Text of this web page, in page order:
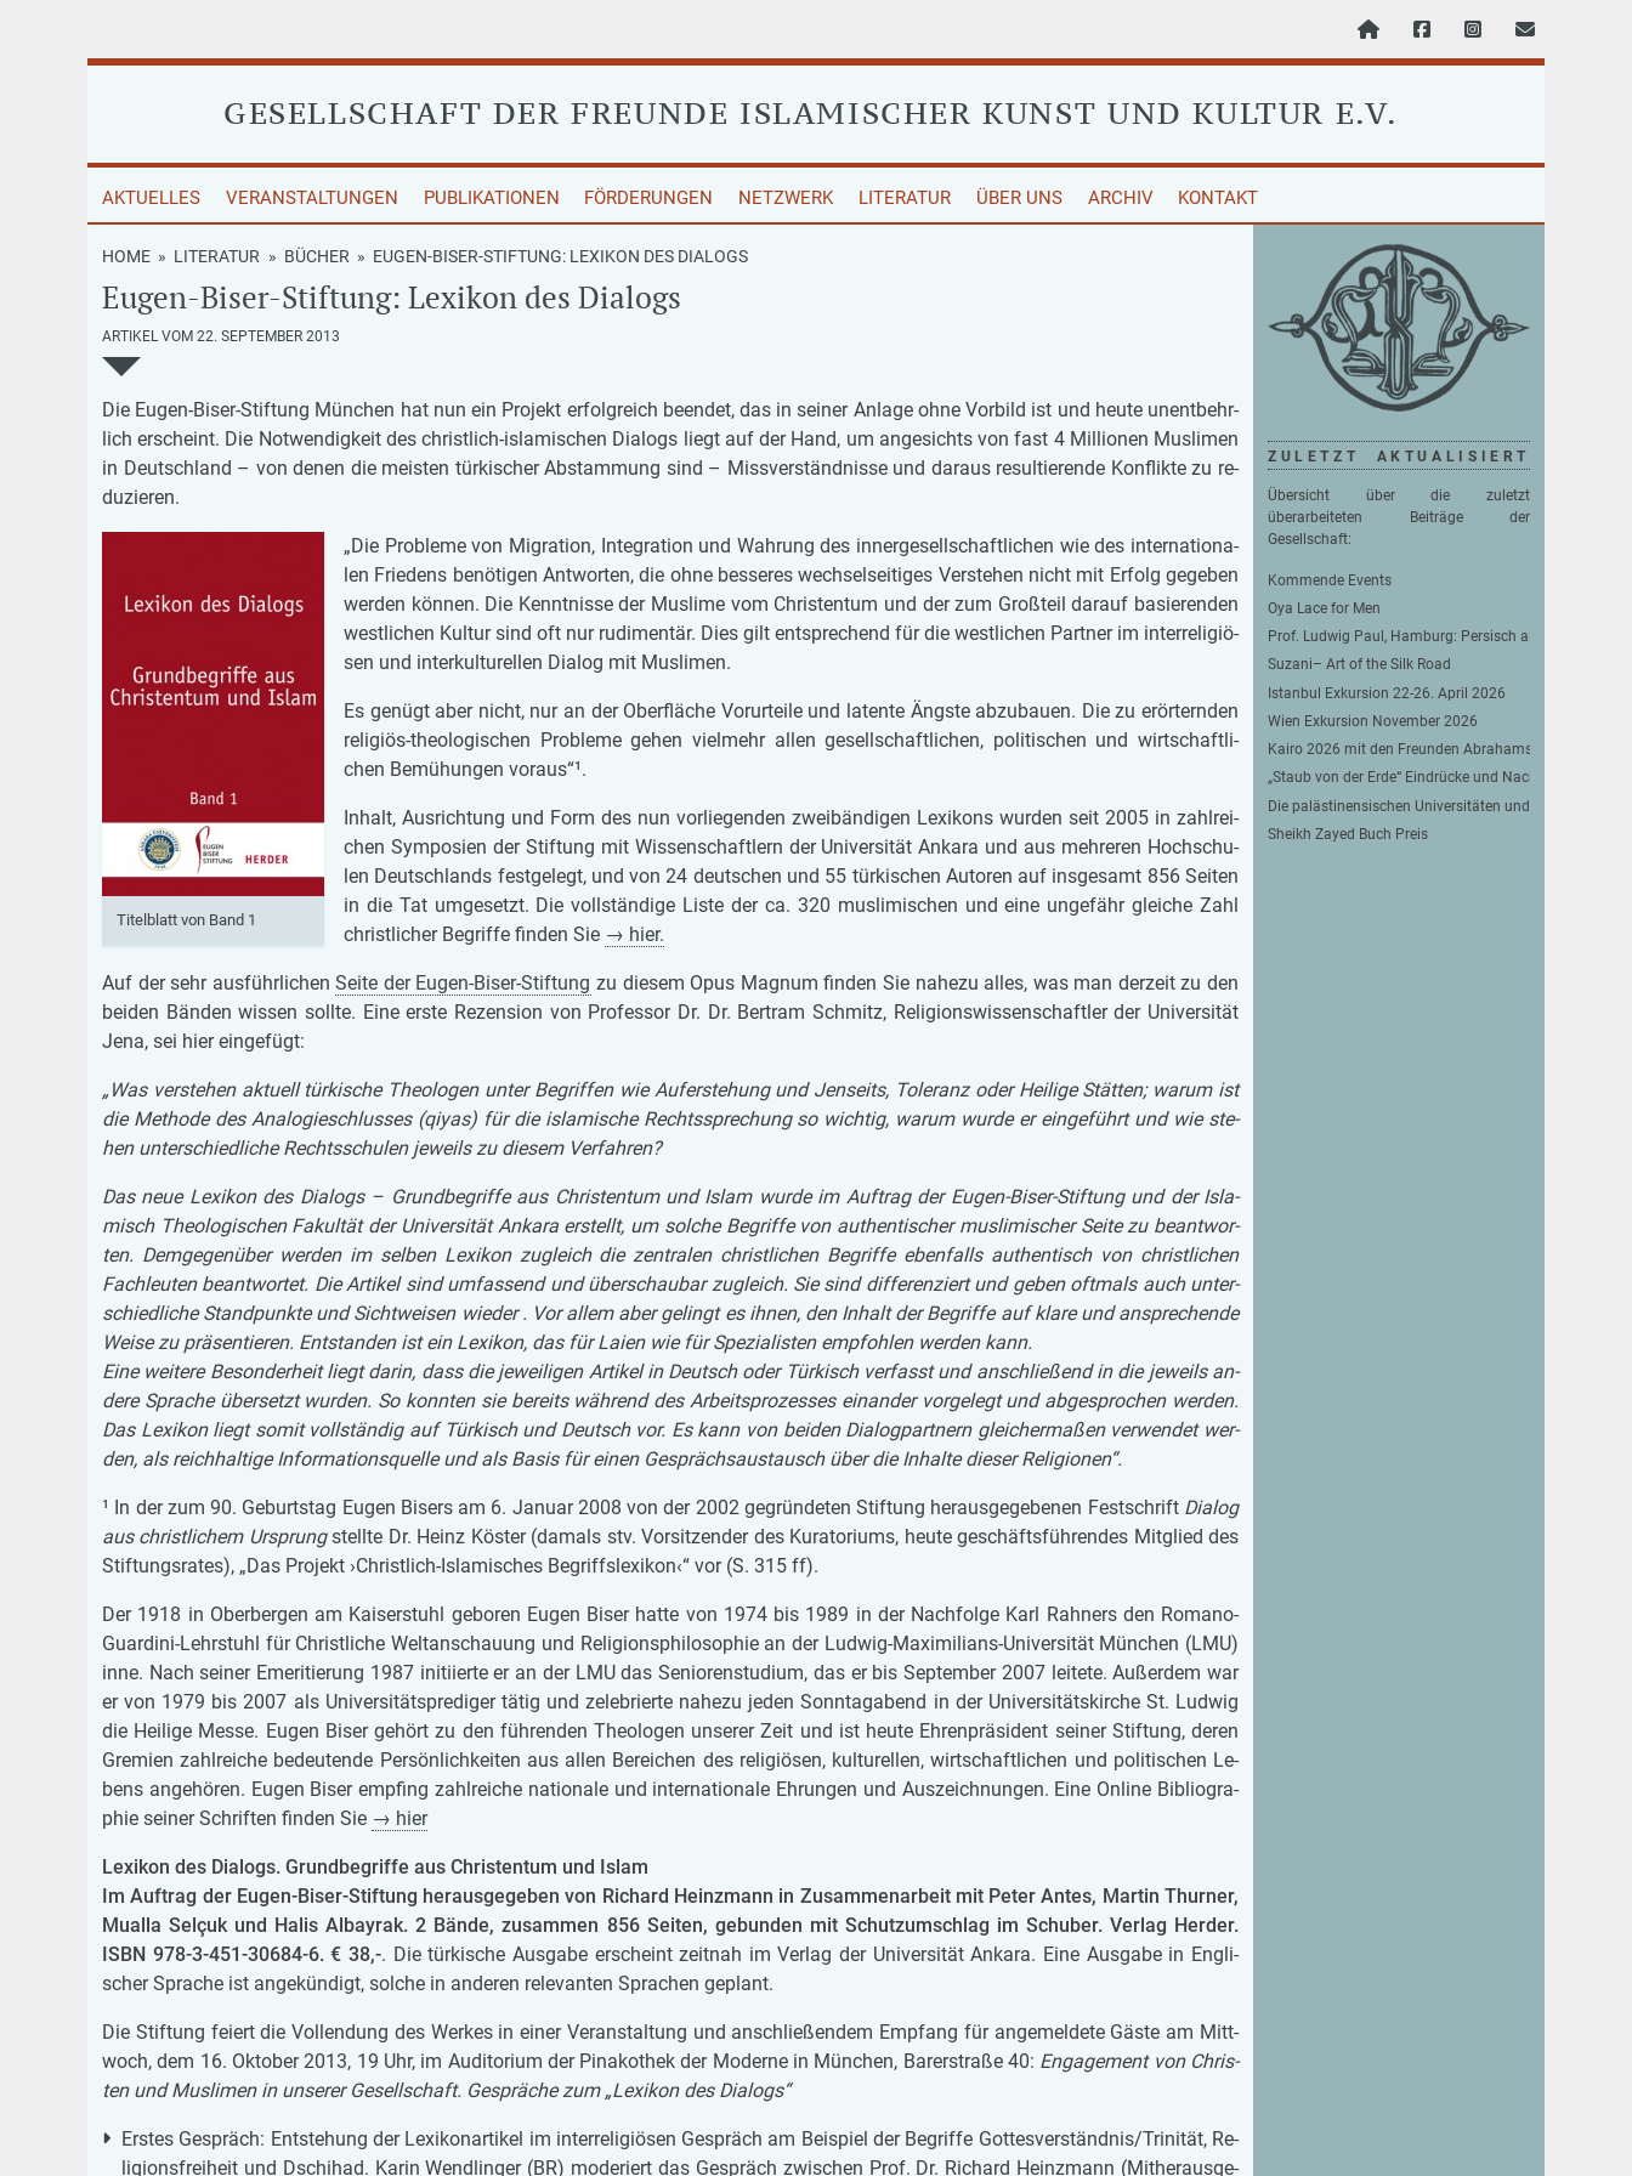
GESELLSCHAFT DERFREUNDE ISLAMISCHER KUNST UND KULTUR E.V.
AKTUELLES VERANSTALTUNGEN PUBLIKATIONEN FÖRDERUNGEN NETZWERK LITERATUR ÜBER UNS ARCHIV KONTAKT
HOME » LITERATUR » BÜCHER » EUGEN-BISER-STIFTUNG: LEXIKON DES DIALOGS
Eugen-Biser-Stiftung: Lexikon des Dialogs
ARTIKEL VOM 22. SEPTEMBER 2013
Die Eugen-Biser-Stif­tung Mün­chen hat nun ein Pro­jekt er­folg­reich be­en­det, das in sei­ner An­la­ge ohne Vor­bild ist und heute un­ent­behr­
lich er­scheint. Die Not­wen­dig­keit des christ­lich-is­la­mi­schen Dia­logs liegt auf der Hand, um an­ge­sichts von fast 4 Mil­li­o­nen Mus­li­men
in Deutsch­land – von denen die meis­ten tür­ki­scher Ab­stam­mung sind – Miss­ver­ständ­nis­se und dar­aus re­sul­tie­ren­de Kon­flik­te zu re­
du­zie­ren.
Ti­tel­blatt von Band 1
„Die Pro­ble­me von Mi­gra­ti­on, In­te­gra­ti­on und Wah­rung des in­ner­ge­sell­schaft­li­chen wie des in­ter­na­ti­o­na­
len Frie­dens be­nö­ti­gen Ant­wor­ten, die ohne bes­se­res wech­sel­sei­ti­ges Ver­ste­hen nicht mit Er­folg ge­ge­ben
wer­den kön­nen. Die Kennt­nis­se der Mus­li­me vom Chris­ten­tum und der zum Groß­teil dar­auf ba­sie­ren­den
west­li­chen Kul­tur sind oft nur ru­di­men­tär. Dies gilt ent­spre­chend für die west­li­chen Part­ner im in­ter­re­li­gi­ö­
sen und in­ter­kul­tu­rel­len Dia­log mit Mus­li­men.
Es ge­nügt aber nicht, nur an der Ober­flä­che Vor­ur­tei­le und la­ten­te Ängs­te ab­zu­bau­en. Die zu er­ör­tern­den
re­li­gi­ös-theo­lo­gi­schen Pro­ble­me gehen viel­mehr allen ge­sell­schaft­li­chen, po­li­ti­schen und wirt­schaft­li­
chen Be­mü­hun­gen vor­aus“¹.
In­halt, Aus­rich­tung und Form des nun vor­lie­gen­den zwei­bän­di­gen Le­xi­kons wur­den seit 2005 in zahl­rei­
chen Sym­po­si­en der Stif­tung mit Wis­sen­schaft­lern der Uni­ver­si­tät An­ka­ra und aus meh­re­ren Hoch­schu­
len Deutsch­lands fest­ge­legt, und von 24 deut­schen und 55 tür­ki­schen Au­toren auf ins­ge­samt 856 Sei­ten
in die Tat um­ge­setzt. Die voll­stän­di­ge Liste der ca. 320 mus­li­mi­schen und eine un­ge­fähr glei­che Zahl
christ­li­cher Be­grif­fe fin­den Sie → hier.
Auf der sehr aus­führ­li­chenSeite der Eugen-Biser-Stif­tung zu die­sem Opus Ma­gnum fin­den Sie na­he­zu alles, was man der­zeit zu den
bei­den Bän­den wis­sen soll­te. Eine erste Re­zen­si­on von Pro­fes­sor Dr. Dr. Bert­ram Schmitz, Re­li­gi­ons­wis­sen­schaft­ler der Uni­ver­si­tät
Jena, sei hier ein­ge­fügt:
„Was ver­ste­hen ak­tu­ell tür­ki­sche Theo­lo­gen unter Be­grif­fen wie Auf­er­ste­hung und Jen­seits, To­le­ranz oder Hei­li­ge Stät­ten; warum ist
die Me­tho­de des Ana­lo­gie­schlus­ses (qiyas) für die is­la­mi­sche Rechts­spre­chung so wich­tig, warum wurde er ein­ge­führt und wie ste­
hen un­ter­schied­li­che Rechts­schu­len je­weils zu die­sem Ver­fah­ren?
Das neue Le­xi­kon des Dia­logs – Grund­be­grif­fe aus Chris­ten­tum und Islam wurde im Auf­trag der Eugen-Biser-Stif­tung und der Is­la­
misch Theo­lo­gi­schen Fa­kul­tät der Uni­ver­si­tät An­ka­ra er­stellt, um sol­che Be­grif­fe von au­then­ti­scher mus­li­mi­scher Seite zu be­ant­wor­
ten. Dem­ge­gen­über wer­den im sel­ben Le­xi­kon zu­gleich die zen­tra­len christ­li­chen Be­grif­fe eben­falls au­then­tisch von christ­li­chen
Fach­leu­ten be­ant­wor­tet. Die Ar­ti­kel sind um­fas­send und über­schau­bar zu­gleich. Sie sind dif­fe­ren­ziert und geben oft­mals auch un­ter­
schied­li­che Stand­punk­te und Sicht­wei­sen wie­der . Vor allem aber ge­lingt es ihnen, den In­halt der Be­grif­fe auf klare und an­spre­chen­de
Weise zu prä­sen­tie­ren. Ent­stan­den ist ein Le­xi­kon, das für Laien wie für Spe­zi­a­lis­ten emp­foh­len wer­den kann.
Eine wei­te­re Be­son­der­heit liegt darin, dass die je­wei­li­gen Ar­ti­kel in Deutsch oder Tür­kisch ver­fasst und an­schlie­ßend in die je­weils an­
de­re Spra­che über­setzt wur­den. So konn­ten sie be­reits wäh­rend des Ar­beits­pro­zes­ses ein­an­der vor­ge­legt und ab­ge­spro­chen wer­den.
Das Le­xi­kon liegt somit voll­stän­dig auf Tür­kisch und Deutsch vor. Es kann von bei­den Dia­log­part­nern glei­cher­ma­ßen ver­wen­det wer­
den, als reich­hal­ti­ge In­for­ma­ti­ons­quel­le und als Basis für einen Ge­sprächs­aus­tausch über die In­hal­te die­ser Re­li­gi­o­nen“.
¹ In der zum 90. Ge­burts­tag Eugen Bi­sers am 6. Ja­nu­ar 2008 von der 2002 ge­grün­de­ten Stif­tung her­aus­ge­ge­be­nen Fest­schrift Dia­log
aus christ­li­chem Ur­sprungstell­te Dr. Heinz Kös­ter (da­mals stv. Vor­sit­zen­der des Ku­ra­to­ri­ums, heute ge­schäfts­füh­ren­des Mit­glied des
Stif­tungs­ra­tes), „Das Pro­jekt ›Christ­lich-Is­la­mi­sches Be­griffs­le­xi­kon‹“ vor (S. 315 ff).
Der 1918 in Ober­ber­gen am Kai­ser­stuhl ge­bo­ren Eugen Biser hatte von 1974 bis 1989 in der Nach­fol­ge Karl Rah­ners den Ro­ma­no-
Guar­di­ni-Lehr­stuhl für Christ­li­che Welt­an­schau­ung und Re­li­gi­ons­phi­lo­so­phie an der Lud­wig-Ma­xi­mi­li­ans-Uni­ver­si­tät Mün­chen (LMU)
inne. Nach sei­ner Eme­ri­tie­rung 1987 in­iti­ier­te er an der LMU das Se­ni­o­ren­stu­di­um, das er bis Sep­tem­ber 2007 lei­te­te. Au­ßer­dem war
er von 1979 bis 2007 als Uni­ver­si­täts­pre­di­ger tätig und ze­le­brier­te na­he­zu jeden Sonn­tag­abend in der Uni­ver­si­täts­kir­che St. Lud­wig
die Hei­li­ge Messe. Eugen Biser ge­hört zu den füh­ren­den Theo­lo­gen un­se­rer Zeit und ist heute Eh­ren­prä­si­dent sei­ner Stif­tung, deren
Gre­mi­en zahl­rei­che be­deu­ten­de Per­sön­lich­kei­ten aus allen Be­rei­chen des re­li­gi­ö­sen, kul­tu­rel­len, wirt­schaft­li­chen und po­li­ti­schen Le­
bens an­ge­hö­ren. Eugen Biser emp­fing zahl­rei­che na­ti­o­na­le und in­ter­na­ti­o­na­le Eh­run­gen und Aus­zeich­nun­gen. Eine On­line Bi­blio­gra­
phie sei­ner Schrif­ten fin­den Sie → hier
Le­xi­kon des Dia­logs. Grund­be­grif­fe aus Chris­ten­tum und Islam
Im Auf­trag der Eugen-Biser-Stif­tung her­aus­ge­ge­ben von Ri­chard Heinz­mann in Zu­sam­men­ar­beit mit Peter Antes, Mar­tin Thur­ner,
Mu­al­la Selçuk und Halis Al­bay­rak. 2 Bände, zu­sam­men 856 Sei­ten, ge­bun­den mit Schutz­um­schlag im Schu­ber. Ver­lag Her­der.
ISBN 978-3-451-30684-6.€ 38,-. Die tür­ki­sche Aus­ga­be er­scheint zeit­nah im Ver­lag der Uni­ver­si­tät An­ka­ra. Eine Aus­ga­be in Eng­li­
scher Spra­che ist an­ge­kün­digt, sol­che in an­de­ren re­le­van­ten Spra­chen ge­plant.
Die Stif­tung fei­ert die Voll­endung des Wer­kes in einer Ver­an­stal­tung und an­schlie­ßen­dem Emp­fang für an­ge­mel­de­te Gäste am Mitt­
woch, dem 16. Ok­to­ber 2013, 19 Uhr, im Au­di­to­ri­um der Pi­na­ko­thek der Mo­der­ne in Mün­chen, Ba­rer­stra­ße 40: En­ga­ge­ment von Chris­
ten und Mus­li­men in un­se­rer Ge­sell­schaft. Ge­sprä­che zum „Le­xi­kon des Dia­logs“
Ers­tes Ge­spräch: Ent­ste­hung der Le­xi­kon­ar­ti­kel im in­ter­re­li­gi­ö­sen Ge­spräch am Bei­spiel der Be­grif­fe Got­tes­ver­ständ­nis/Tri­ni­tät, Re­
li­gi­ons­frei­heit und Dschi­had. Karin Wend­lin­ger (BR) mo­de­riert das Ge­spräch zwi­schen Prof. Dr. Ri­chard Heinz­mann (Mit­her­aus­ge­
ZULETZT AKTUALISIERT
Übersicht über die zuletzt
überarbeiteten Beiträge der
Gesellschaft:
Kommende Events
Oya Lace for Men
Prof. Ludwig Paul, Hamburg: Persisch als Lingua
Suzani– Art of the Silk Road
Istanbul Exkursion 22-26. April 2026
Wien Exkursion November 2026
Kairo 2026 mit den Freunden Abrahams
„Staub von der Erde“ Eindrücke und Nachgedanken
Die palästinensischen Universitäten und ihre
Sheikh Zayed Buch Preis